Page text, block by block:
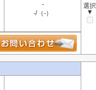
選択
▼
-
-/（-）